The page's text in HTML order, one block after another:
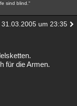
sind blind.“
31.03.2005 um 23:35
für die Armen.